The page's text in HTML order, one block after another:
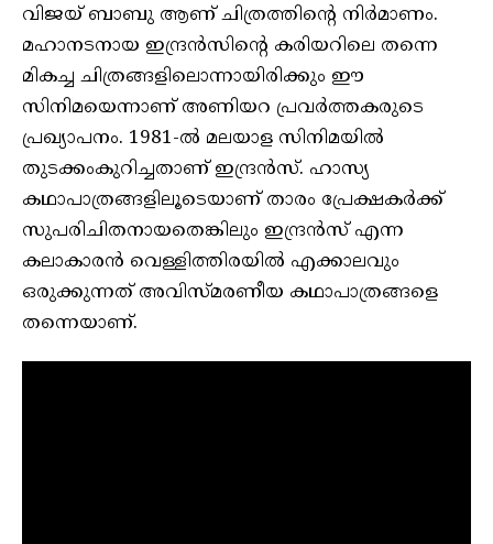
വിജയ് ബാബു ആണ് ചിത്രത്തിന്റെ നിര്‍മാണം.
മഹാനടനായ ഇന്ദ്രന്‍സിന്റെ കരിയറിലെ തന്നെ
മികച്ച ചിത്രങ്ങളിലൊന്നായിരിക്കും ഈ
സിനിമയെന്നാണ് അണിയറ പ്രവര്‍ത്തകരുടെ
പ്രഖ്യാപനം. 1981-ല്‍ മലയാള സിനിമയില്‍
തുടക്കംകുറിച്ചതാണ് ഇന്ദ്രന്‍സ്. ഹാസ്യ
കഥാപാത്രങ്ങളിലൂടെയാണ് താരം പ്രേക്ഷകര്‍ക്ക്
സുപരിചിതനായതെങ്കിലും ഇന്ദ്രന്‍സ് എന്ന
കലാകാരന്‍ വെള്ളിത്തിരയില്‍ എക്കാലവും
ഒരുക്കുന്നത് അവിസ്മരണീയ കഥാപാത്രങ്ങളെ
തന്നെയാണ്.